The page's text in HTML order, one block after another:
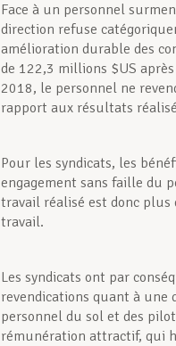
Face à un personnel
direction refuse
amélioration durable des
de 122,3 millions $US
2018, le personnel ne
rapport aux résultats
Pour les syndicats, les
engagement sans faille du
travail réalisé est donc
travail.
Les syndicats ont par
revendications quant à une
personnel du sol et des
rémunération attractif, qui